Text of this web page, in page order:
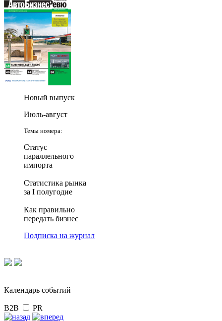
Новый выпуск
Июль-август
Темы номера:
Статус
параллельного
импорта
Статистика рынка
за I полугодие
Как правильно
передать бизнес
Подписка на журнал
Календарь событий
B2B PR